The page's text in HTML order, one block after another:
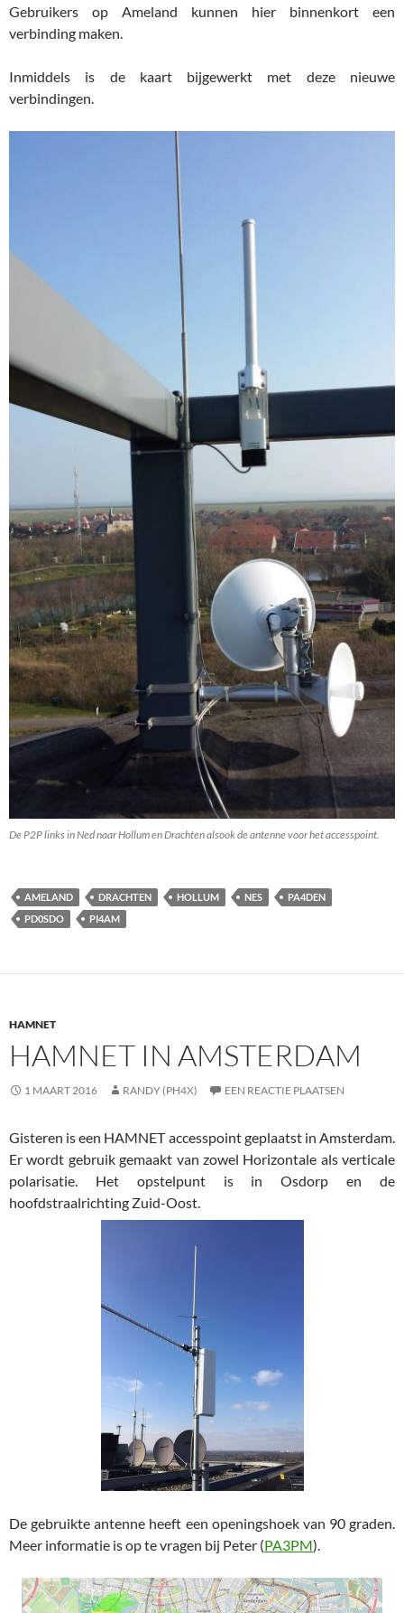
Gebruikers op Ameland kunnen hier binnenkort een
verbinding maken.
Inmiddels is de kaart bijgewerkt met deze nieuwe
verbindingen.
De P2P links in Ned naar Hollum en Drachten alsook de antenne voor het accesspoint.
AMELAND DRACHTEN HOLLUM NES
PA4DEN
PD0SDO
PI4AM
HAMNET
HAMNET IN AMSTERDAM
1 MAART 2016 RANDY (PH4X) EEN REACTIE PLAATSEN
Gisteren is een HAMNET accesspoint geplaatst in Amsterdam.
Er wordt gebruik gemaakt van zowel Horizontale als verticale
polarisatie. Het opstelpunt is in Osdorp en de
hoofdstraalrichting Zuid-Oost.
De gebruikte antenne heeft een openingshoek van 90 graden.
Meer informatie is op te vragen bij Peter (PA3PM).